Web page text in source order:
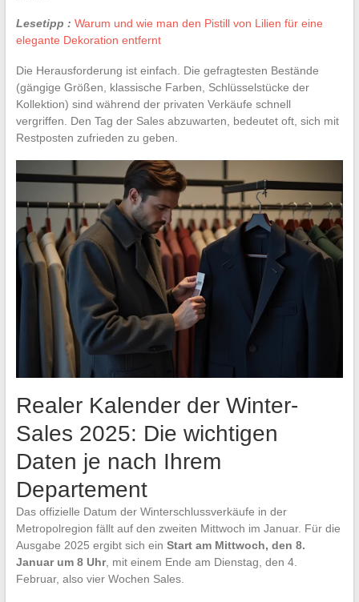
Lesetipp : Warum und wie man den Pistill von Lilien für eine
elegante Dekoration entfernt
Die Herausforderung ist einfach. Die gefragtesten Bestände
(gängige Größen, klassische Farben, Schlüsselstücke der
Kollektion) sind während der privaten Verkäufe schnell
vergriffen. Den Tag der Sales abzuwarten, bedeutet oft, sich mit
Restposten zufrieden zu geben.
Realer Kalender der Winter-
Sales 2025: Die wichtigen
Daten je nach Ihrem
Departement
Das offizielle Datum der Winterschlussverkäufe in der
Metropolregion fällt auf den zweiten Mittwoch im Januar. Für die
Ausgabe 2025 ergibt sich ein Start am Mittwoch, den 8.
Januar um 8 Uhr, mit einem Ende am Dienstag, den 4.
Februar, also vier Wochen Sales.